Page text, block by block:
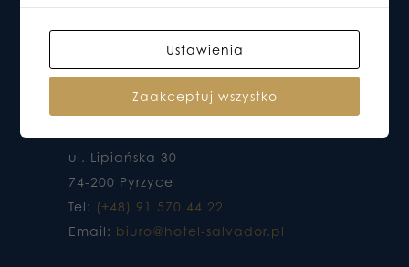
HOTEL DO KTÓREGO CHCESZ WRACAĆ
ul. Lipiańska 30
74-200 Pyrzyce
Tel: (+48) 91 570 44 22
Email: biuro@hotel-salvador.pl
Ustawienia
Zaakceptuj wszystko